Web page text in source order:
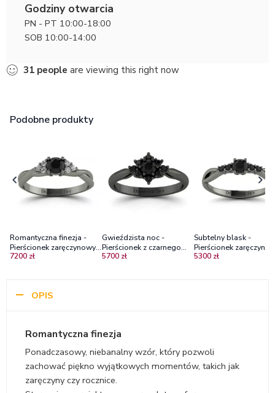
Godziny otwarcia
PN - PT 10:00-18:00
SOB 10:00-14:00
31 people are viewing this right now
Podobne produkty
Romantyczna finezja -
Pierścionek zaręczynowy z
czarnego złota z czarnym
7200 zł
Gwieździsta noc -
Pierścionek z czarnego
złota z czarnymi
5700 zł
Subtelny blask -
Pierścionek
czarnego złota z
5300 zł
OPIS
Romantyczna finezja
Ponadczasowy, niebanalny wzór, który pozwoli
zachować piękno wyjątkowych momentów, takich jak
zaręczyny czy rocznice.